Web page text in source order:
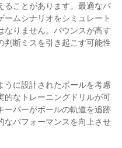
ることがあります。最適なバ
ムシナリオをシミュレート
なりません。バウンスが高す
判断ミスを引き起こす可能性
うに設計されたボールを考慮
的なトレーニングドリルが可
ーパーがボールの軌道を追跡
なパフォーマンスを向上させ